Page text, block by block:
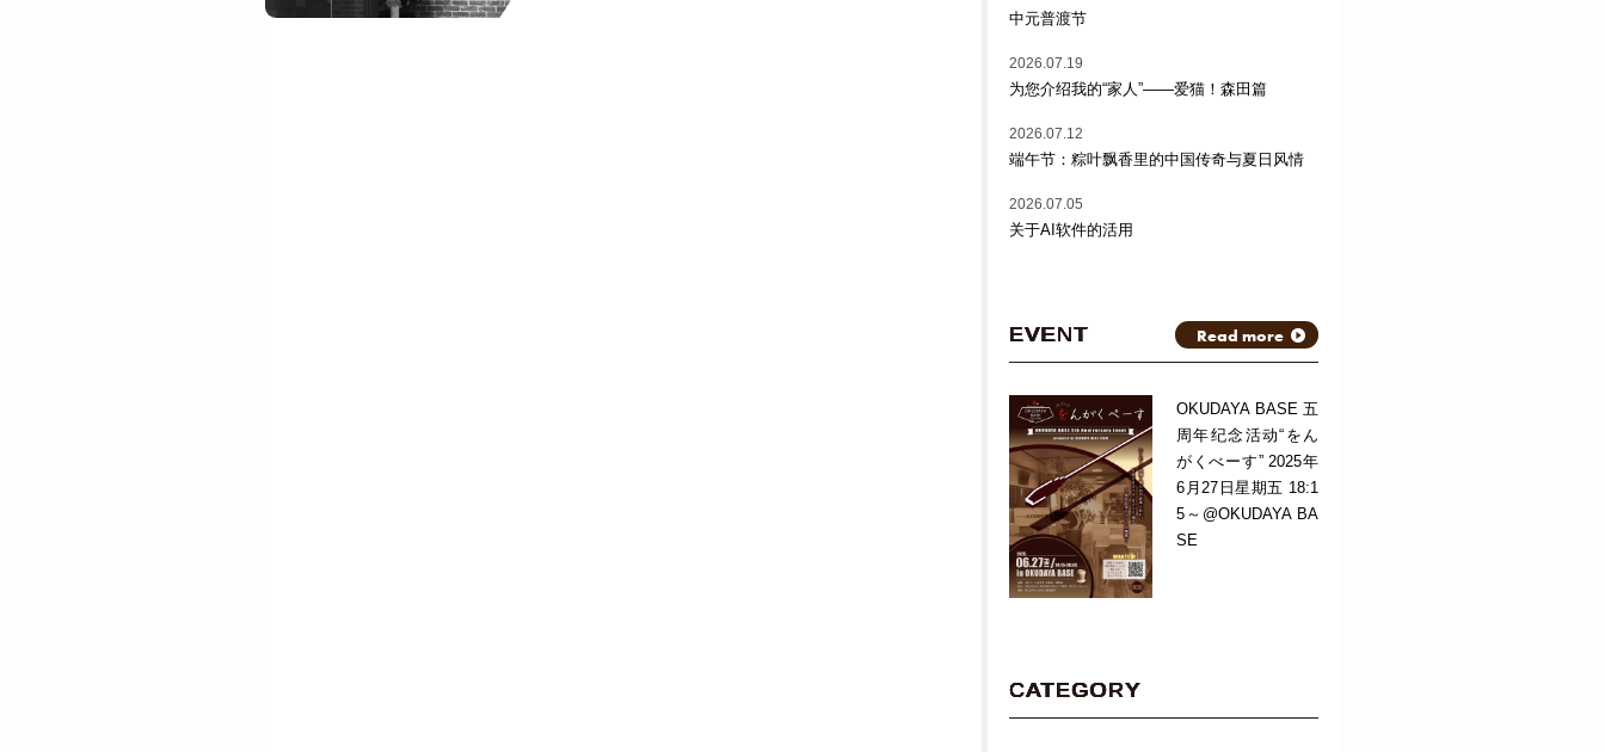
中元普渡节
2026.07.19
为您介绍我的“家人”——爱猫！森田篇
2026.07.12
端午节：粽叶飘香里的中国传奇与夏日风情
2026.07.05
关于AI软件的活用
EVENT Read more
OKUDAYA BASE 五
周年纪念活动“をん
がくべーす” 2025年
6月27日星期五 18:1
5～@OKUDAYA BA
SE
CATEGORY